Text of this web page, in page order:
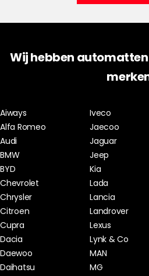
Wij hebben
Aiways
Alfa Romeo
Audi
BMW
BYD
Chevrolet
Chrysler
Citroen
Cupra
Dacia
Daewoo
Daihatsu
Iveco
Jaecoo
Jaguar
Jeep
Kia
Lada
Lancia
Landrover
Lexus
Lynk & Co
MAN
MG